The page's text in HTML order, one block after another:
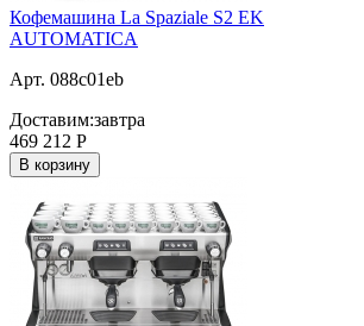
Кофемашина La Spaziale S2 EK
AUTOMATICA
Арт. 088c01eb
Доставим:завтра
469 212 Р
В корзину